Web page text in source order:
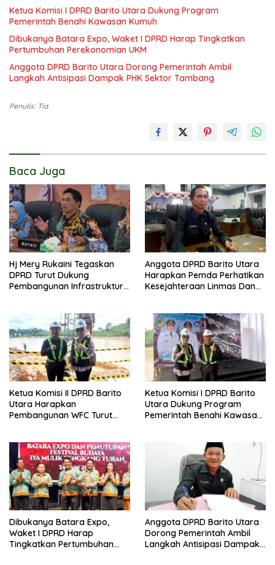
Ketua Komisi I DPRD Barito Utara Dukung Program
Pemerintah Benahi Kawasan Kumuh
Dibukanya Batara Expo, Waket I DPRD Harap Tingkatkan
Pertumbuhan Perekonomian UKM
Anggota DPRD Barito Utara Dorong Pemerintah Ambil
Langkah Antisipasi Dampak PHK Sektor Tambang
Penulis: Tia
Baca Juga
Hj Mery Rukaini Tegaskan
DPRD Turut Dukung
Pembangunan Infrastruktur
Anggota DPRD Barito Utara
Harapkan Pemda Perhatikan
Kesejahteraan Linmas Dan
Ketua Komisi II DPRD Barito
Utara Harapkan
Pembangunan WFC Turut
Ketua Komisi I DPRD Barito
Utara Dukung Program
Pemerintah Benahi Kawasan
Dibukanya Batara Expo,
Waket I DPRD Harap
Tingkatkan Pertumbuhan
Anggota DPRD Barito Utara
Dorong Pemerintah Ambil
Langkah Antisipasi Dampak